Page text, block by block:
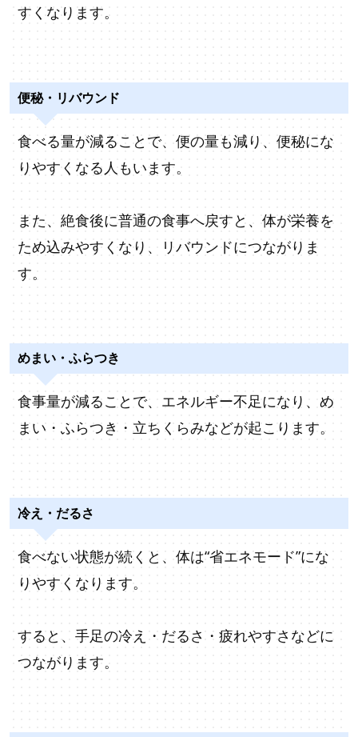
すくなります。
便秘・リバウンド
食べる量が減ることで、便の量も減り、便秘にな
りやすくなる人もいます。
また、絶食後に普通の食事へ戻すと、体が栄養を
ため込みやすくなり、リバウンドにつながりま
す。
めまい・ふらつき
食事量が減ることで、エネルギー不足になり、め
まい・ふらつき・立ちくらみなどが起こります。
冷え・だるさ
食べない状態が続くと、体は“省エネモード”にな
りやすくなります。
すると、手足の冷え・だるさ・疲れやすさなどに
つながります。